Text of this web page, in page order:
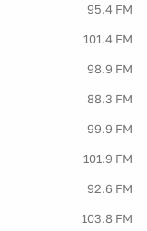
95.4 FM
101.4 FM
98.9 FM
88.3 FM
99.9 FM
101.9 FM
92.6 FM
103.8 FM